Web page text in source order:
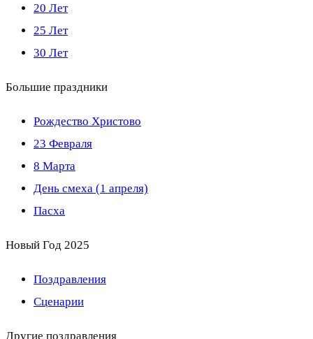
20 Лет
25 Лет
30 Лет
Большие праздники
Рождество Христово
23 Февраля
8 Марта
День смеха (1 апреля)
Пасха
Новый Год 2025
Поздравления
Сценарии
Другие поздравления